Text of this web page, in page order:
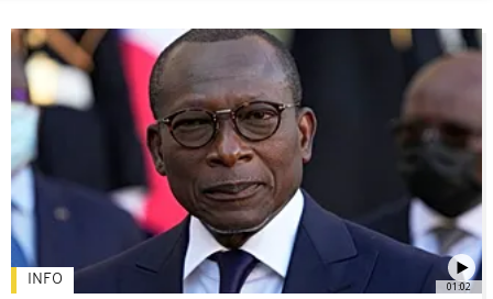
01:02
INFO